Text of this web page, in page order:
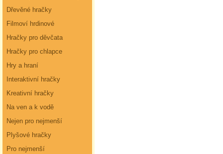
Dřevěné hračky
Filmoví hrdinové
Hračky pro děvčata
Hračky pro chlapce
Hry a hraní
Interaktivní hračky
Kreativní hračky
Na ven a k vodě
Nejen pro nejmenší
Plyšové hračky
Pro nejmenší